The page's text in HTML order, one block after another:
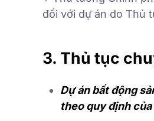
đối với dự án do Thủ
3. Thủ tục
Dự án bất động
theo quy định